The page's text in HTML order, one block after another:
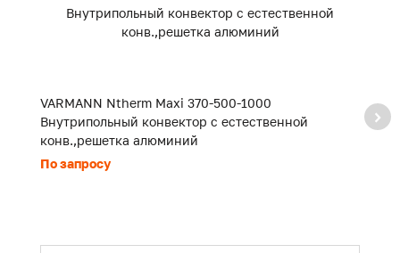
VARMANN Ntherm Maxi 370-500-1000
Внутрипольный конвектор с естественной
конв.,решетка алюминий
По запросу